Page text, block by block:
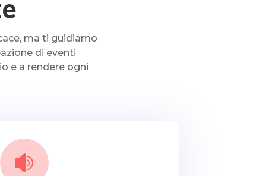
ma ti guidiamo
di eventi
e a rendere ogni
